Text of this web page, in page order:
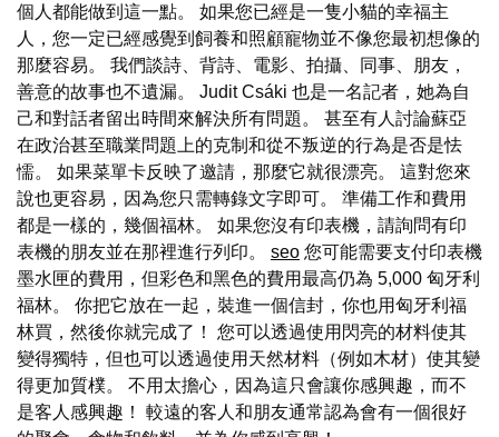
個人都能做到這一點。 如果您已經是一隻小貓的幸福主
人，您一定已經感覺到飼養和照顧寵物並不像您最初想像的
那麼容易。 我們談詩、背詩、電影、拍攝、同事、朋友，
善意的故事也不遺漏。 Judit Csáki 也是一名記者，她為自
己和對話者留出時間來解決所有問題。 甚至有人討論蘇亞
在政治甚至職業問題上的克制和從不叛逆的行為是否是怯
懦。 如果菜單卡反映了邀請，那麼它就很漂亮。 這對您來
說也更容易，因為您只需轉錄文字即可。 準備工作和費用
都是一樣的，幾個福林。 如果您沒有印表機，請詢問有印
表機的朋友並在那裡進行列印。 seo 您可能需要支付印表機
墨水匣的費用，但彩色和黑色的費用最高仍為 5,000 匈牙利
福林。 你把它放在一起，裝進一個信封，你也用匈牙利福
林買，然後你就完成了！ 您可以透過使用閃亮的材料使其
變得獨特，但也可以透過使用天然材料（例如木材）使其變
得更加質樸。 不用太擔心，因為這只會讓你感興趣，而不
是客人感興趣！ 較遠的客人和朋友通常認為會有一個很好